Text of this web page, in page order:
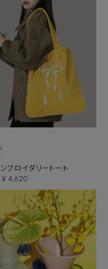
ブロイダリートート
¥ 4,620